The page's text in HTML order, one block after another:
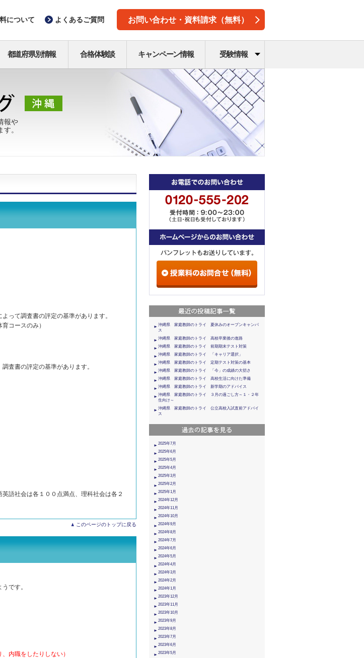
について よくあるご質問 お問い合わせ・資料請求（無料）
都道府県別情報 合格体験談 キャンペーン情報 受験情報
報や
。
調査書の評定の基準があります。
コースのみ）
書の評定の基準があります。
会は各１００点満点、理科社会は各２
このページのトップに戻る
です。
内職をしたりしない）
沖縄県 家庭教師のトライ 夏休みのオープンキャンパ
ス
沖縄県 家庭教師のトライ 高校卒業後の進路
沖縄県 家庭教師のトライ 前期期末テスト対策
沖縄県 家庭教師のトライ 「キャリア選択」
沖縄県 家庭教師のトライ 定期テスト対策の基本
沖縄県 家庭教師のトライ 「今」の成績の大切さ
沖縄県 家庭教師のトライ 高校生活に向けた準備
沖縄県 家庭教師のトライ 新学期のアドバイス
沖縄県 家庭教師のトライ ３月の過ごし方～１・２年
生向け～
沖縄県 家庭教師のトライ 公立高校入試直前アドバイ
ス
2025年7月
2025年6月
2025年5月
2025年4月
2025年3月
2025年2月
2025年1月
2024年12月
2024年11月
2024年10月
2024年9月
2024年8月
2024年7月
2024年6月
2024年5月
2024年4月
2024年3月
2024年2月
2024年1月
2023年12月
2023年11月
2023年10月
2023年9月
2023年8月
2023年7月
2023年6月
2023年5月